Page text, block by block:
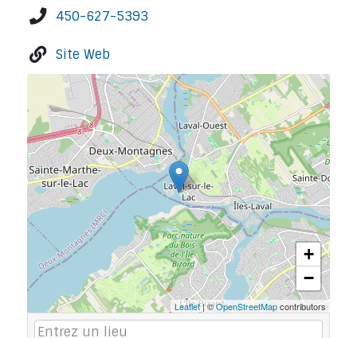
450-627-5393
Site Web
+
−
Leaflet| ©OpenStreetMapcontributors